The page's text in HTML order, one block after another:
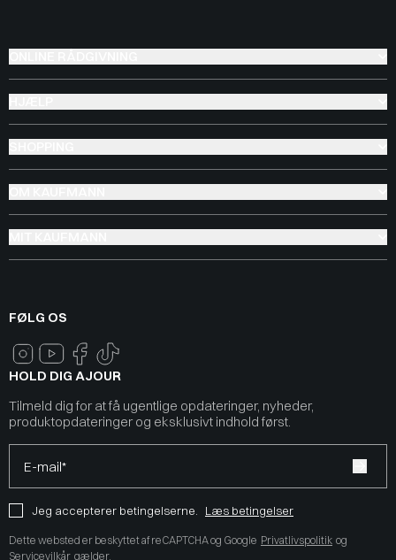
FØLG OS
HOLD DIG AJOUR
Tilmeld dig for at få ugentlige opdateringer, nyheder,
produktopdateringer og eksklusivt indhold først.
E-mail*
Jeg accepterer betingelserne. Læs betingelser
Dette websted er beskyttet af reCAPTCHA og Google Privatlivspolitik og
Servicevilkår gælder.